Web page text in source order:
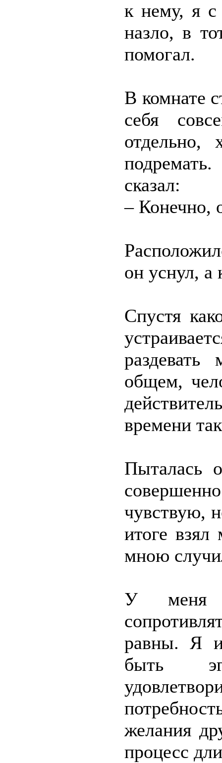
к нему, я с
назло, в
помогал.
В комнате
себя
отдельно,
сказал:
– Конечно,
он уснул, а
Спустя
общем,
времени
Пыталась
чувствую,
итоге
мною
У меня
равны. Я
быть
желания
процесс